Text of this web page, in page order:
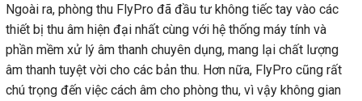
Ngoài ra, phòng thu FlyPro đã đầu tư không tiếc tay vào các
thiết bị thu âm hiện đại nhất cùng với hệ thống máy tính và
phần mềm xử lý âm thanh chuyên dụng, mang lại chất lượng
âm thanh tuyệt vời cho các bản thu. Hơn nữa, FlyPro cũng rất
chú trọng đến việc cách âm cho phòng thu, vì vậy không gian